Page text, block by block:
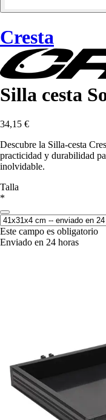
Cresta
Silla cesta
34,15 €
Descubre la Silla-cesta
practicidad y durabilidad
inolvidable.
Talla
*
Este campo es obligatorio
Enviado en 24 horas